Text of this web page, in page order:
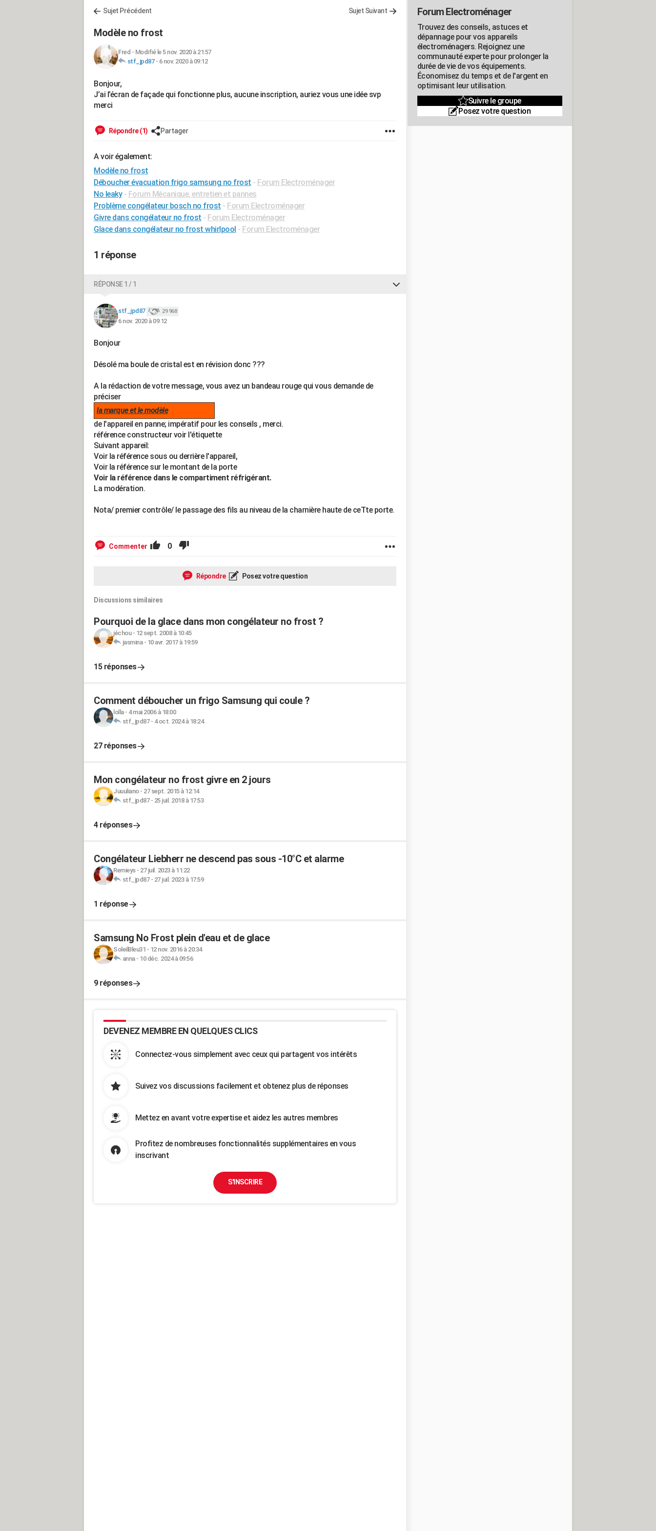
Sujet Précédent Sujet Suivant
Modèle no frost
Fred - Modifié le 5 nov. 2020 à 21:57
stf_jpd87- 6 nov. 2020 à 09:12
Bonjour,
J’ai l’écran de façade qui fonctionne plus, aucune inscription, auriez vous une idée svp
merci
Répondre (1) Partager
A voir également:
Modèle no frost
Déboucher évacuation frigo samsung no frost - Forum Electroménager
No leaky - Forum Mécanique, entretien et pannes
Problème congélateur bosch no frost - Forum Electroménager
Givre dans congélateur no frost - Forum Electroménager
Glace dans congélateur no frost whirlpool - Forum Electroménager
1 réponse
RÉPONSE 1 / 1
stf_jpd87 29 968
6 nov. 2020 à 09:12
Bonjour
Désolé ma boule de cristal est en révision donc ???
A la rédaction de votre message, vous avez un bandeau rouge qui vous demande de
préciser
la marque et le modèle
de l'appareil en panne; impératif pour les conseils , merci.
référence constructeur voir l'étiquette
Suivant appareil:
Voir la référence sous ou derrière l'appareil,
Voir la référence sur le montant de la porte
Voir la référence dans le compartiment réfrigérant.
La modération.
Nota/ premier contrôle/ le passage des fils au niveau de la charnière haute de ceTte porte.
Commenter 0
Répondre Posez votre question
Discussions similaires
Pourquoi de la glace dans mon congélateur no frost ?
jéchou- 12 sept. 2008 à 10:45
jasmina- 10 avr. 2017 à 19:59
15 réponses
Comment déboucher un frigo Samsung qui coule ?
lolla- 4 mai 2006 à 18:00
stf_jpd87- 4 oct. 2024 à 18:24
27 réponses
Mon congélateur no frost givre en 2 jours
Juuuliano- 27 sept. 2015 à 12:14
stf_jpd87- 25 juil. 2018 à 17:53
4 réponses
Congélateur Liebherr ne descend pas sous -10°C et alarme
Remieys- 27 juil. 2023 à 11:22
stf_jpd87- 27 juil. 2023 à 17:59
1 réponse
Samsung No Frost plein d'eau et de glace
SoleilBleu31 - 12 nov. 2016 à 20:34
anna- 10 déc. 2024 à 09:56
9 réponses
DEVENEZ MEMBRE EN QUELQUES CLICS
Connectez-vous simplement avec ceux qui partagent vos intérêts
Suivez vos discussions facilement et obtenez plus de réponses
Mettez en avant votre expertise et aidez les autres membres
Profitez de nombreuses fonctionnalités supplémentaires en vous
inscrivant
S'INSCRIRE
Forum Electroménager
Trouvez des conseils, astuces et
dépannage pour vos appareils
électroménagers. Rejoignez une
communauté experte pour prolonger la
durée de vie de vos équipements.
Économisez du temps et de l'argent en
optimisant leur utilisation.
Suivre le groupe
Posez votre question